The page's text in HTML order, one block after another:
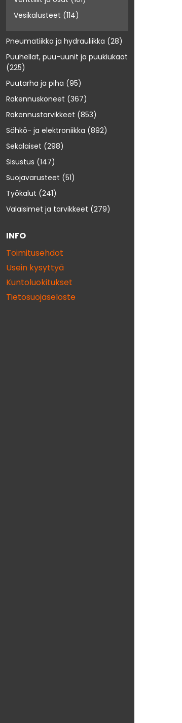
Vesikalusteet (114)
Pneumatiikka ja hydrauliikka (28)
Puuhellat, puu-uunit ja puukiukaat
(225)
Puutarha ja piha (95)
Rakennuskoneet (367)
Rakennustarvikkeet (853)
Sähkö- ja elektroniikka (892)
Sekalaiset (298)
Sisustus (147)
Suojavarusteet (51)
Työkalut (241)
Valaisimet ja tarvikkeet (279)
INFO
Toimitusehdot
Usein kysyttyä
Kuntoluokitukset
Tietosuojaseloste